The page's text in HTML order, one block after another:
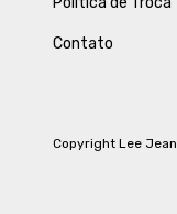
Contato
Copyright Lee